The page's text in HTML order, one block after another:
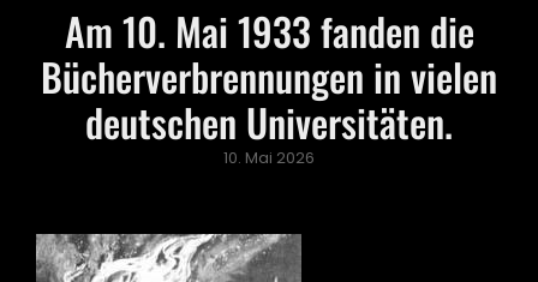
Am 10. Mai 1933 fanden die
Bücherverbrennungen in vielen
deutschen Universitäten.
Posted
10. Mai 2026